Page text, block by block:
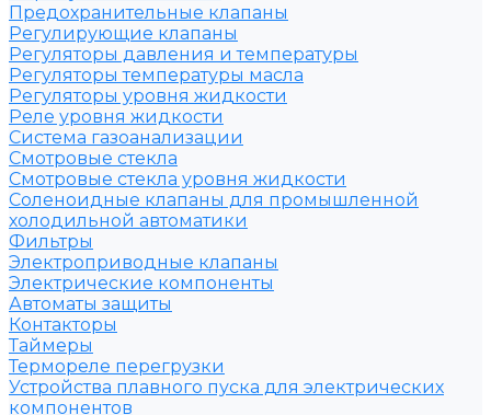
Предохранительные клапаны
Регулирующие клапаны
Регуляторы давления и температуры
Регуляторы температуры масла
Регуляторы уровня жидкости
Реле уровня жидкости
Система газоанализации
Смотровые стекла
Смотровые стекла уровня жидкости
Соленоидные клапаны для промышленной
холодильной автоматики
Фильтры
Электроприводные клапаны
Электрические компоненты
Автоматы защиты
Контакторы
Таймеры
Термореле перегрузки
Устройства плавного пуска для электрических
компонентов